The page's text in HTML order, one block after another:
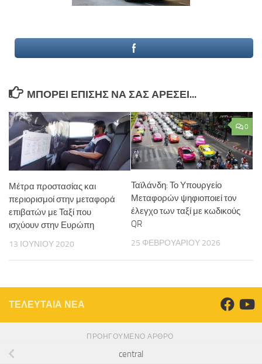
ΜΠΟΡΕΊ ΕΠΊΣΗΣ ΝΑ ΣΑΣ ΑΡΈΣΕΙ...
Μέτρα προστασίας και
περιορισμοί στην μεταφορά
επιβατών με Ταξί που
ισχύουν στην Ευρώπη
13 ΙΟΥΝΊΟΥ 2020
0
Ταϊλάνδη: Το Υπουργείο
Μεταφορών ψηφιοποιεί τον
έλεγχο των ταξί με κωδικούς
QR
25 ΦΕΒΡΟΥΑΡΊΟΥ 2026
ΤΕΛΕΥΤΑΙΑ ΝΕΑ
ΠΡΟΗΓΟΎΜΕΝΟ ΆΡΘΡΟ
central